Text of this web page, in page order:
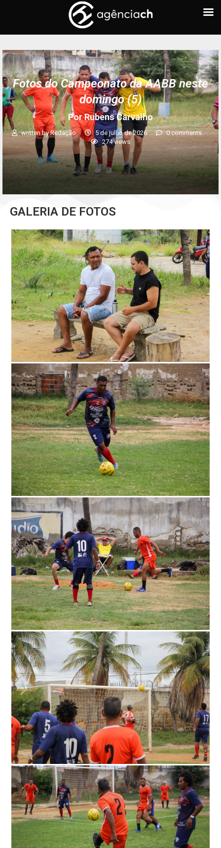
Fotos do Campeonato da AABB neste
domingo (5)
Por Rubens Carvalho
written byRedação 5 de julho de 2026
0 comments
274views
GALERIA DE FOTOS